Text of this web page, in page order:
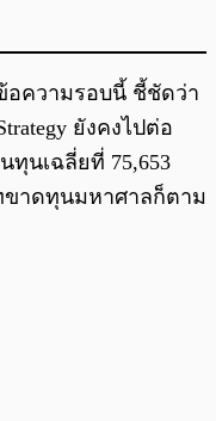
อความรอบนี้ ชี้ชัดว่า
ยังคงไปต่อ
ทุนเฉลี่ยที่ 75,653
าดทุนมหาศาลก็ตาม